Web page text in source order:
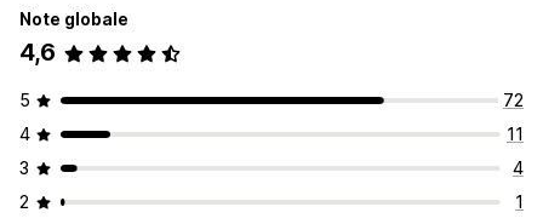
Note globale
4,6
5
72
4
11
3
4
2
1